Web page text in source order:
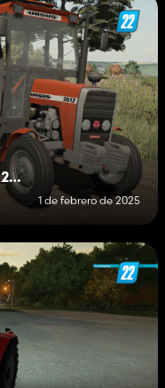
Massey Ferguson 235, 255 / Ursus 2812, 3512
1 de febrero de 2025